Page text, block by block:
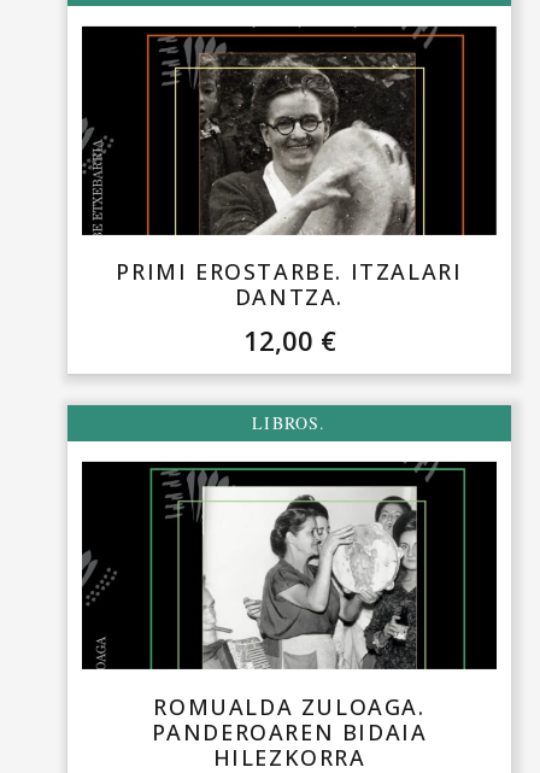
PRIMI EROSTARBE. ITZALARI
DANTZA.
12,00 €
LIBROS.
ROMUALDA ZULOAGA.
PANDEROAREN BIDAIA
HILEZKORRA